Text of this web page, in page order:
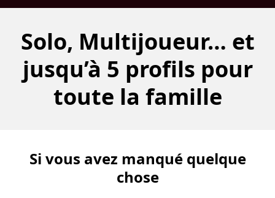
Solo, Multijoueur… et
jusqu’à 5 profils pour
toute la famille
Si vous avez manqué quelque
chose